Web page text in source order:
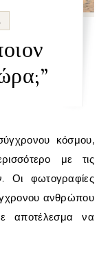
κόσμου,
με τις
Οι φωτογραφίες
ανθρώπου
αποτέλεσμα να